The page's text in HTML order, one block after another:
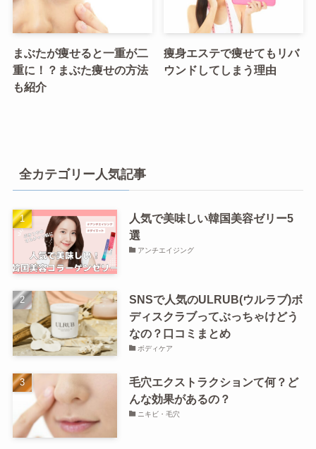
まぶたが痩せると一重が二
重に！？まぶた痩せの方法
も紹介
痩身エステで痩せてもリバ
ウンドしてしまう理由
全カテゴリー人気記事
人気で美味しい韓国美容ゼリー5
選
アンチエイジング
SNSで人気のULRUB(ウルラブ)ボ
ディスクラブってぶっちゃけどう
なの？口コミまとめ
ボディケア
毛穴エクストラクションて何？ど
んな効果があるの？
ニキビ・毛穴